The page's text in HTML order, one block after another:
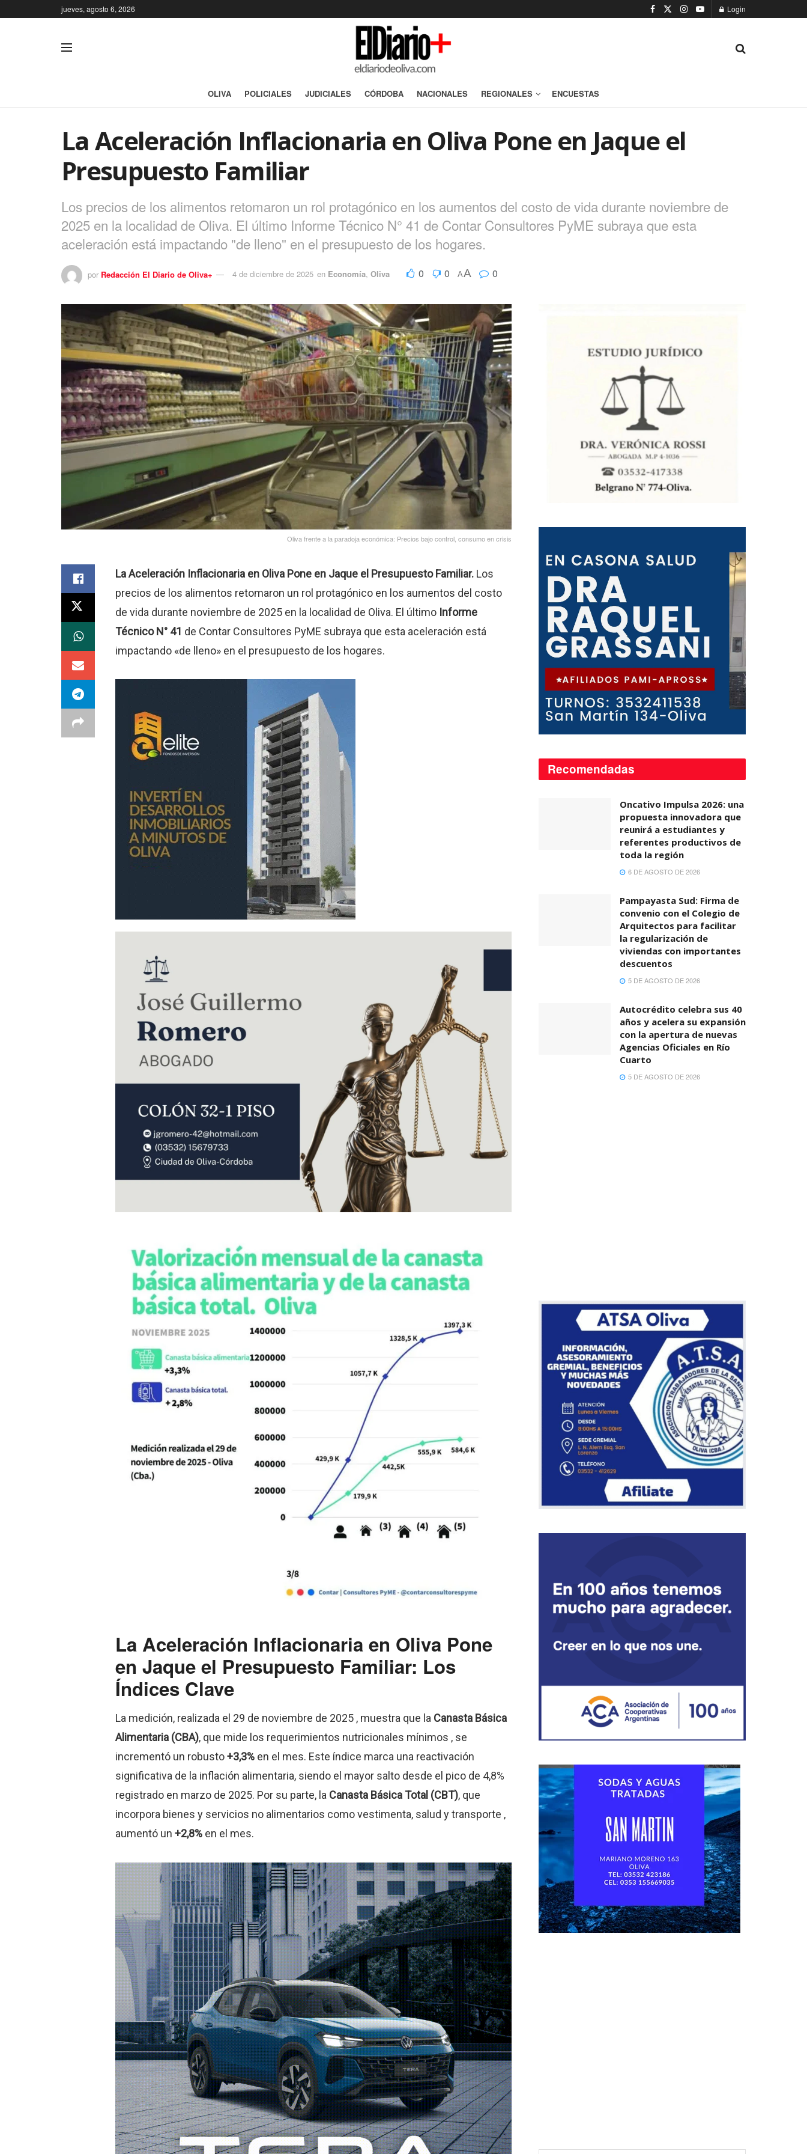
jueves, agosto 6, 2026 Login
OLIVA POLICIALES JUDICIALES CÓRDOBA NACIONALES REGIONALES ENCUESTAS
La Aceleración Inflacionaria en Oliva Pone en Jaque el
Presupuesto Familiar
Los precios de los alimentos retomaron un rol protagónico en los aumentos del costo de vida durante noviembre de
2025 en la localidad de Oliva. El último Informe Técnico N° 41 de Contar Consultores PyME subraya que esta
aceleración está impactando "de lleno" en el presupuesto de los hogares.
por Redacción El Diario de Oliva+ 4 de diciembre de 2025 en Economía, Oliva 0 0 AA 0
Oliva frente a la paradoja económica: Precios bajo control, consumo en crisis
La Aceleración Inflacionaria en Oliva Pone en Jaque el Presupuesto Familiar. Los
precios de los alimentos retomaron un rol protagónico en los aumentos del costo
de vida durante noviembre de 2025 en la localidad de Oliva. El último Informe
Técnico N° 41 de Contar Consultores PyME subraya que esta aceleración está
impactando «de lleno» en el presupuesto de los hogares.
La Aceleración Inflacionaria en Oliva Pone
en Jaque el Presupuesto Familiar: Los
Índices Clave
La medición, realizada el 29 de noviembre de 2025 , muestra que la Canasta Básica
Alimentaria (CBA), que mide los requerimientos nutricionales mínimos , se
incrementó un robusto+3,3% en el mes. Este índice marca una reactivación
significativa de la inflación alimentaria, siendo el mayor salto desde el pico de 4,8%
registrado en marzo de 2025. Por su parte, la Canasta Básica Total (CBT), que
incorpora bienes y servicios no alimentarios como vestimenta, salud y transporte ,
aumentó un +2,8% en el mes.
Recomendadas
Oncativo Impulsa 2026: una
propuesta innovadora que
reunirá a estudiantes y
referentes productivos de
toda la región
6 DE AGOSTO DE 2026
Pampayasta Sud: Firma de
convenio con el Colegio de
Arquitectos para facilitar
la regularización de
viviendas con importantes
descuentos
5 DE AGOSTO DE 2026
Autocrédito celebra sus 40
años y acelera su expansión
con la apertura de nuevas
Agencias Oficiales en Río
Cuarto
5 DE AGOSTO DE 2026